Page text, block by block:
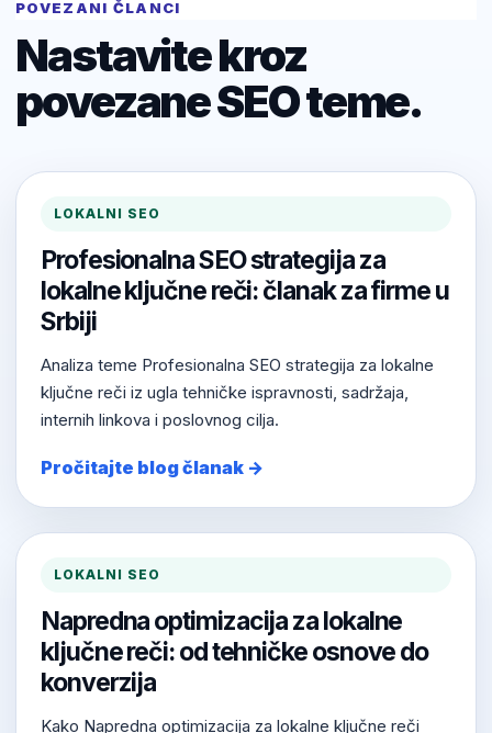
POVEZANI ČLANCI
Nastavite kroz
povezane SEO teme.
LOKALNI SEO
Profesionalna SEO strategija za
lokalne ključne reči: članak za firme u
Srbiji
Analiza teme Profesionalna SEO strategija za lokalne
ključne reči iz ugla tehničke ispravnosti, sadržaja,
internih linkova i poslovnog cilja.
Pročitajte blog članak →
LOKALNI SEO
Napredna optimizacija za lokalne
ključne reči: od tehničke osnove do
konverzija
Kako Napredna optimizacija za lokalne ključne reči